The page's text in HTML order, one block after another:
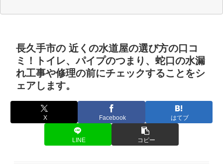
長久手市の 近くの水道屋の選び方の口コ
ミ！トイレ、パイプのつまり、蛇口の水漏
れ工事や修理の前にチェックすることをシ
ェアします。
X Facebook はてブ
LINE コピー